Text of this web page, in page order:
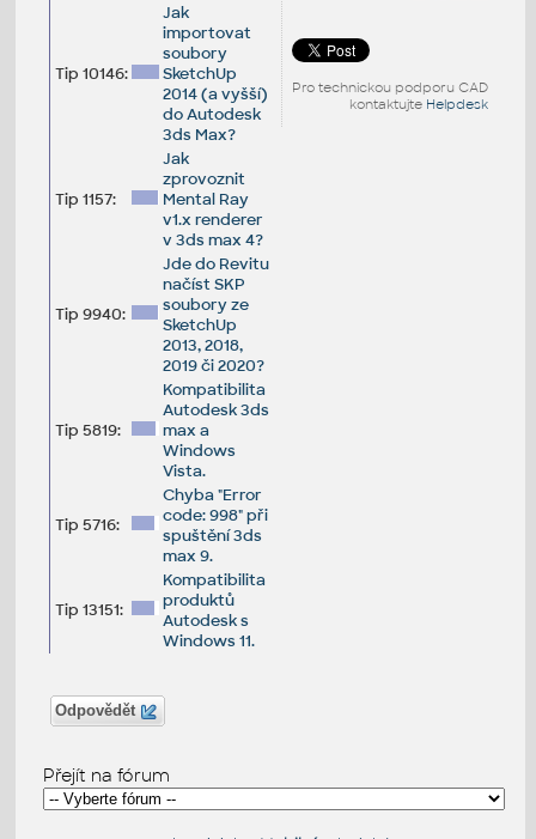
Pro technickou podporu CAD
kontaktujte Helpdesk
Tip 10146:
Jak
importovat
soubory
SketchUp
2014 (a vyšší)
do Autodesk
3ds Max?
Tip 1157:
Jak
zprovoznit
Mental Ray
v1.x renderer
v 3ds max 4?
Tip 9940:
Jde do Revitu
načíst SKP
soubory ze
SketchUp
2013, 2018,
2019 či 2020?
Tip 5819:
Kompatibilita
Autodesk 3ds
max a
Windows
Vista.
Tip 5716:
Chyba "Error
code: 998" při
spuštění 3ds
max 9.
Tip 13151:
Kompatibilita
produktů
Autodesk s
Windows 11.
Odpovědět
Přejít na fórum